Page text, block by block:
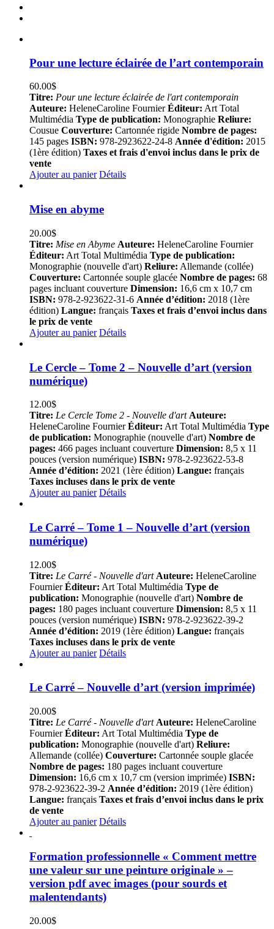
Pour une lecture éclairée de l’art contemporain
60.00$
Titre: Pour une lecture éclairée de l'art contemporain
Auteure: HeleneCaroline FournierÉditeur: Art Total
Multimédia Type de publication: Monographie Reliure:
Cousue Couverture: Cartonnée rigide Nombre de pages:
145 pages ISBN: 978-2923622-24-8 Année d'édition: 2015
(1ère édition) Taxes et frais d'envoi inclus dans le prix de
vente
Ajouter au panier Détails
Mise en abyme
20.00$
Titre: Mise en Abyme Auteure: HeleneCaroline Fournier
Éditeur: Art Total Multimédia Type de publication:
Monographie (nouvelle d'art) Reliure: Allemande (collée)
Couverture: Cartonnée souple glacée Nombre de pages: 68
pages incluant couverture Dimension: 16,6 cm x 10,7 cm
ISBN: 978-2-923622-31-6 Année d’édition: 2018 (1ère
édition) Langue: français Taxes et frais d’envoi inclus dans
le prix de vente
Ajouter au panier Détails
Le Cercle – Tome 2 – Nouvelle d’art (version
numérique)
12.00$
Titre: Le Cercle Tome 2 - Nouvelle d'art Auteure:
HeleneCaroline FournierÉditeur: Art Total Multimédia Type
de publication: Monographie (nouvelle d'art) Nombre de
pages: 466 pages incluant couverture Dimension: 8,5 x 11
pouces (version numérique) ISBN: 978-2-923622-53-8
Année d’édition: 2021 (1ère édition) Langue: français
Taxes incluses dans le prix de vente
Ajouter au panier Détails
Le Carré – Tome 1 – Nouvelle d’art (version
numérique)
12.00$
Titre: Le Carré - Nouvelle d'art Auteure: HeleneCaroline
FournierÉditeur: Art Total Multimédia Type de
publication: Monographie (nouvelle d'art) Nombre de
pages: 180 pages incluant couverture Dimension: 8,5 x 11
pouces (version numérique) ISBN: 978-2-923622-39-2
Année d’édition: 2019 (1ère édition) Langue: français
Taxes incluses dans le prix de vente
Ajouter au panier Détails
Le Carré – Nouvelle d’art (version imprimée)
20.00$
Titre: Le Carré - Nouvelle d'art Auteure: HeleneCaroline
FournierÉditeur: Art Total Multimédia Type de
publication: Monographie (nouvelle d'art) Reliure:
Allemande (collée) Couverture: Cartonnée souple glacée
Nombre de pages: 180 pages incluant couverture
Dimension: 16,6 cm x 10,7 cm (version imprimée) ISBN:
978-2-923622-39-2 Année d’édition: 2019 (1ère édition)
Langue: français Taxes et frais d’envoi inclus dans le prix
de vente
Ajouter au panier Détails
Formation professionnelle « Comment mettre
une valeur sur une peinture originale » –
version pdf avec images (pour sourds et
malentendants)
20.00$